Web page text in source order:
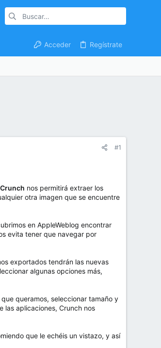
Acceder Regístrate
#1
Crunch nos permitirá extraer los
otra imagen que se encuentre
en AppleWeblog encontrar
evita tener que navegar por
exportados tendrán las nuevas
algunas opciones más,
queramos, seleccionar tamaño y
las aplicaciones, Crunch nos
que le echéis un vistazo, y así